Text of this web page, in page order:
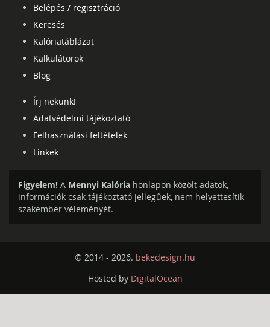
Belépés / regisztráció
Keresés
Kalóriatáblázat
Kalkulátorok
Blog
Írj nekünk!
Adatvédelmi tájékoztató
Felhasználási feltételek
Linkek
Figyelem! A Mennyi Kalória honlapon közölt adatok,
információk csak tájékoztató jellegűek, nem helyettesítik
szakember véleményét.
© 2014 - 2026. bekedesign.hu
Hosted by DigitalOcean